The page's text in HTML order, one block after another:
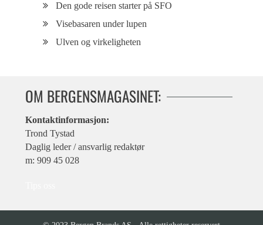
Den gode reisen starter på SFO
Visebasaren under lupen
Ulven og virkeligheten
OM BERGENSMAGASINET:
Kontaktinformasjon:
Trond Tystad
Daglig leder / ansvarlig redaktør
m: 909 45 028